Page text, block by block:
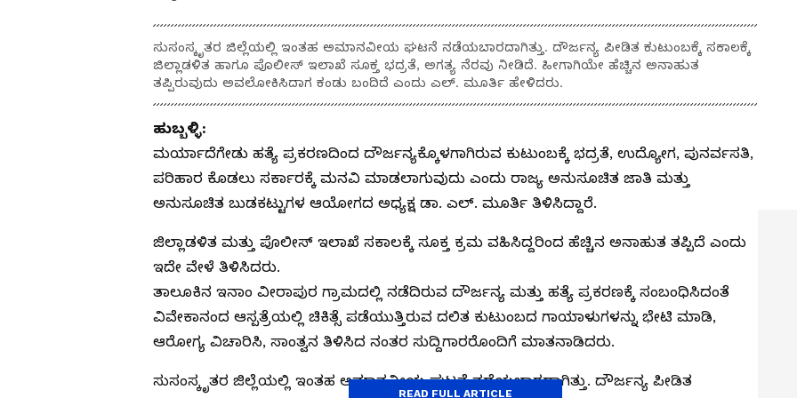
ಸುಸಂಸ್ಕೃತರ ಜಿಲ್ಲೆಯಲ್ಲಿ ಇಂತಹ ಅಮಾನವೀಯ ಘಟನೆ ನಡೆಯಬಾರದಾಗಿತ್ತು. ದೌರ್ಜನ್ಯ ಪೀಡಿತ ಕುಟುಂಬಕ್ಕೆ ಸಕಾಲಕ್ಕೆ
ಜಿಲ್ಲಾಡಳಿತ ಹಾಗೂ ಪೊಲೀಸ್‌ ಇಲಾಖೆ ಸೂಕ್ತ ಭದ್ರತೆ, ಅಗತ್ಯ ನೆರವು ನೀಡಿದೆ. ಹೀಗಾಗಿಯೇ ಹೆಚ್ಚಿನ ಅನಾಹುತ
ತಪ್ಪಿರುವುದು ಅವಲೋಕಿಸಿದಾಗ ಕಂಡು ಬಂದಿದೆ ಎಂದು ಎಲ್‌. ಮೂರ್ತಿ ಹೇಳಿದರು.
ಹುಬ್ಬಳ್ಳಿ:
ಮರ್ಯಾದೆಗೇಡು ಹತ್ಯೆ ಪ್ರಕರಣದಿಂದ ದೌರ್ಜನ್ಯಕ್ಕೊಳಗಾಗಿರುವ ಕುಟುಂಬಕ್ಕೆ ಭದ್ರತೆ, ಉದ್ಯೋಗ, ಪುನರ್ವಸತಿ,
ಪರಿಹಾರ ಕೊಡಲು ಸರ್ಕಾರಕ್ಕೆ ಮನವಿ ಮಾಡಲಾಗುವುದು ಎಂದು ರಾಜ್ಯ ಅನುಸೂಚಿತ ಜಾತಿ ಮತ್ತು
ಅನುಸೂಚಿತ ಬುಡಕಟ್ಟುಗಳ ಆಯೋಗದ ಅಧ್ಯಕ್ಷ ಡಾ. ಎಲ್. ಮೂರ್ತಿ ತಿಳಿಸಿದ್ದಾರೆ.
ಜಿಲ್ಲಾಡಳಿತ ಮತ್ತು ಪೊಲೀಸ್‌ ಇಲಾಖೆ ಸಕಾಲಕ್ಕೆ ಸೂಕ್ತ ಕ್ರಮ ವಹಿಸಿದ್ದರಿಂದ ಹೆಚ್ಚಿನ ಅನಾಹುತ ತಪ್ಪಿದೆ ಎಂದು
ಇದೇ ವೇಳೆ ತಿಳಿಸಿದರು.
ತಾಲೂಕಿನ ಇನಾಂ ವೀರಾಪುರ ಗ್ರಾಮದಲ್ಲಿ ನಡೆದಿರುವ ದೌರ್ಜನ್ಯ ಮತ್ತು ಹತ್ಯೆ ಪ್ರಕರಣಕ್ಕೆ ಸಂಬಂಧಿಸಿದಂತೆ
ವಿವೇಕಾನಂದ ಆಸ್ಪತ್ರೆಯಲ್ಲಿ ಚಿಕಿತ್ಸೆ ಪಡೆಯುತ್ತಿರುವ ದಲಿತ ಕುಟುಂಬದ ಗಾಯಾಳುಗಳನ್ನು ಭೇಟಿ ಮಾಡಿ,
ಆರೋಗ್ಯ ವಿಚಾರಿಸಿ, ಸಾಂತ್ವನ ತಿಳಿಸಿದ ನಂತರ ಸುದ್ದಿಗಾರರೊಂದಿಗೆ ಮಾತನಾಡಿದರು.
ಸುಸಂಸ್ಕೃತರ ಜಿಲ್ಲೆಯಲ್ಲಿ ಇಂತಹ ಅಮಾನವೀಯ ಘಟನೆ ನಡೆಯಬಾರದಾಗಿತ್ತು. ದೌರ್ಜನ್ಯ ಪೀಡಿತ
READ FULL ARTICLE